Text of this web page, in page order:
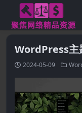
WordPress主
2024-05-09